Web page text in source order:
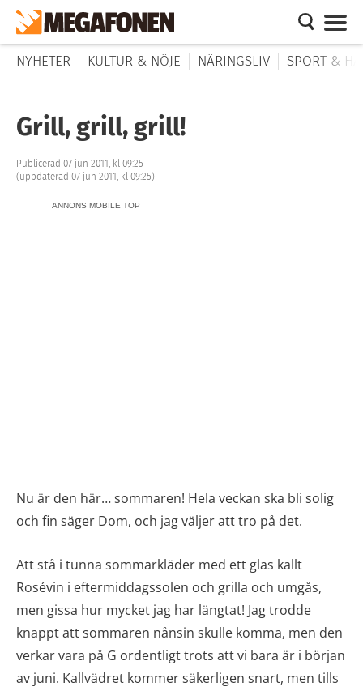
NYHETER KULTUR & NÖJE NÄRINGSLIV SPORT &
Grill, grill, grill!
Publicerad 07 jun 2011, kl 09:25
(uppdaterad 07 jun 2011, kl 09:25)
ANNONS MOBILE TOP
Nu är den här… sommaren! Hela veckan ska bli solig
och fin säger Dom, och jag väljer att tro på det.
Att stå i tunna sommarkläder med ett glas kallt
Rosévin i eftermiddagssolen och grilla och umgås,
men gissa hur mycket jag har längtat! Jag trodde
knappt att sommaren nånsin skulle komma, men den
verkar vara på G ordentligt trots att vi bara är i början
av juni. Kallvädret kommer säkerligen snart, men tills